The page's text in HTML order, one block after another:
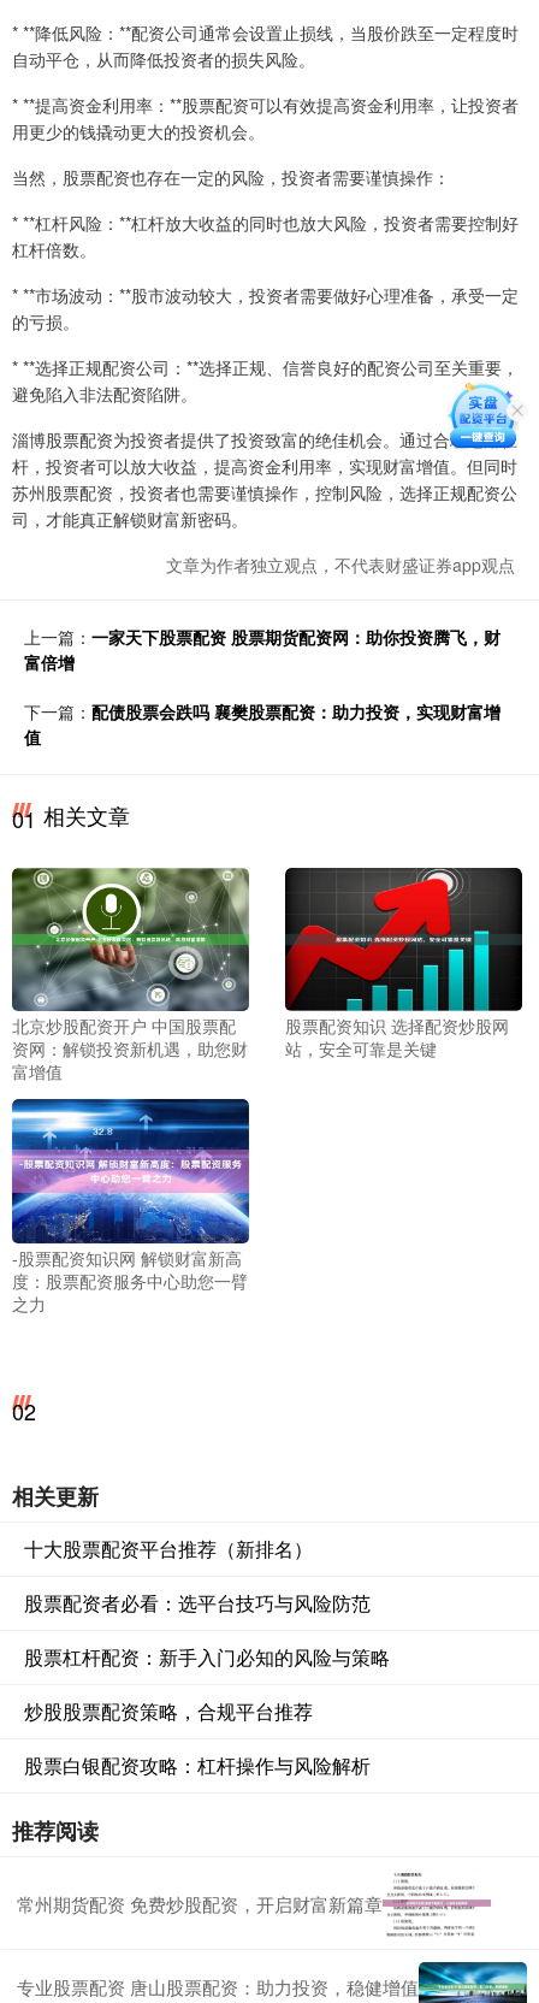
* **降低风险：**配资公司通常会设置止损线，当股价跌至一定程度时
自动平仓，从而降低投资者的损失风险。
* **提高资金利用率：**股票配资可以有效提高资金利用率，让投资者
用更少的钱撬动更大的投资机会。
当然，股票配资也存在一定的风险，投资者需要谨慎操作：
* **杠杆风险：**杠杆放大收益的同时也放大风险，投资者需要控制好
杠杆倍数。
* **市场波动：**股市波动较大，投资者需要做好心理准备，承受一定
的亏损。
* **选择正规配资公司：**选择正规、信誉良好的配资公司至关重要，
避免陷入非法配资陷阱。
淄博股票配资为投资者提供了投资致富的绝佳机会。通过合理运用杠
杆，投资者可以放大收益，提高资金利用率，实现财富增值。但同时
苏州股票配资，投资者也需要谨慎操作，控制风险，选择正规配资公
司，才能真正解锁财富新密码。
文章为作者独立观点，不代表财盛证券app观点
上一篇： 一家天下股票配资 股票期货配资网：助你投资腾飞，财
富倍增
下一篇： 配债股票会跌吗 襄樊股票配资：助力投资，实现财富增
值
01 相关文章
北京炒股配资开户 中国股票配
资网：解锁投资新机遇，助您财
富增值
股票配资知识 选择配资炒股网
站，安全可靠是关键
-股票配资知识网 解锁财富新高
度：股票配资服务中心助您一臂
之力
02
相关更新
十大股票配资平台推荐（新排名）
股票配资者必看：选平台技巧与风险防范
股票杠杆配资：新手入门必知的风险与策略
炒股股票配资策略，合规平台推荐
股票白银配资攻略：杠杆操作与风险解析
推荐阅读
常州期货配资 免费炒股配资，开启财富新篇章
专业股票配资 唐山股票配资：助力投资，稳健增值